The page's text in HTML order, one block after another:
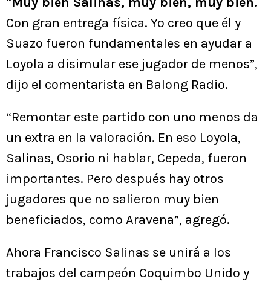
Con gran entrega física. Yo creo que él y
Suazo fueron fundamentales en ayudar a
Loyola a disimular ese jugador de menos”,
dijo el comentarista en Balong Radio.
“Remontar este partido con uno menos da
un extra en la valoración. En eso Loyola,
Salinas, Osorio ni hablar, Cepeda, fueron
importantes. Pero después hay otros
jugadores que no salieron muy bien
beneficiados, como Aravena”, agregó.
Ahora Francisco Salinas se unirá a los
trabajos del campeón Coquimbo Unido y